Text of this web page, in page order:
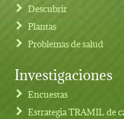
Footer menu
Descubrir
Plantas
Problemas de salud
Investigaciones
Encuestas
Estrategia TRAMIL de